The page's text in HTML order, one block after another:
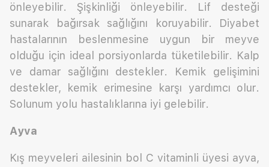
önleyebilir. Şişkinliği önleyebilir. Lif desteği
sunarak bağırsak sağlığını koruyabilir. Diyabet
hastalarının beslenmesine uygun bir meyve
olduğu için ideal porsiyonlarda tüketilebilir. Kalp
ve damar sağlığını destekler. Kemik gelişimini
destekler, kemik erimesine karşı yardımcı olur.
Solunum yolu hastalıklarına iyi gelebilir.
Ayva
Kış meyveleri ailesinin bol C vitaminli üyesi ayva,